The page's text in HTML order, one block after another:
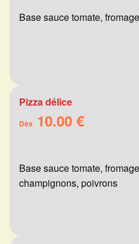
Base sauce tomate,
Pizza délice
Dès 10.00 €
Base sauce tomate,
champignons, poivrons